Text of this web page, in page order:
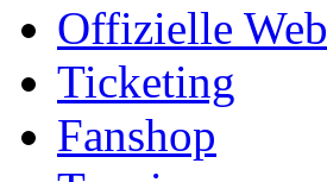
Offizielle
Ticketing
Fanshop